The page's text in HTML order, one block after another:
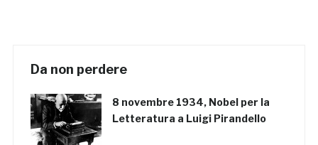
Da non perdere
8 novembre 1934, Nobel per la
Letteratura a Luigi Pirandello